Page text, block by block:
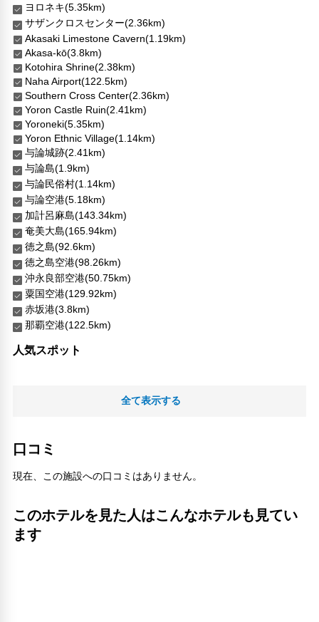
ヨロネキ(5.35km)
サザンクロスセンター(2.36km)
Akasaki Limestone Cavern(1.19km)
Akasa-kō(3.8km)
Kotohira Shrine(2.38km)
Naha Airport(122.5km)
Southern Cross Center(2.36km)
Yoron Castle Ruin(2.41km)
Yoroneki(5.35km)
Yoron Ethnic Village(1.14km)
与論城跡(2.41km)
与論島(1.9km)
与論民俗村(1.14km)
与論空港(5.18km)
加計呂麻島(143.34km)
奄美大島(165.94km)
徳之島(92.6km)
徳之島空港(98.26km)
沖永良部空港(50.75km)
粟国空港(129.92km)
赤坂港(3.8km)
那覇空港(122.5km)
人気スポット
全て表示する
口コミ
現在、この施設への口コミはありません。
このホテルを見た人はこんなホテルも見てい
ます